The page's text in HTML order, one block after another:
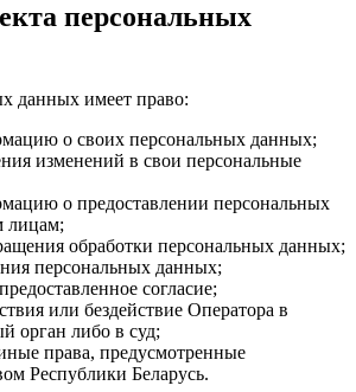
персональных
данных имеет право:
о своих персональных данных;
изменений в свои персональные
о предоставлении персональных
лицам;
обработки персональных данных;
персональных данных;
согласие;
или бездействие Оператора в
орган либо в суд;
права, предусмотренные
Республики Беларусь.